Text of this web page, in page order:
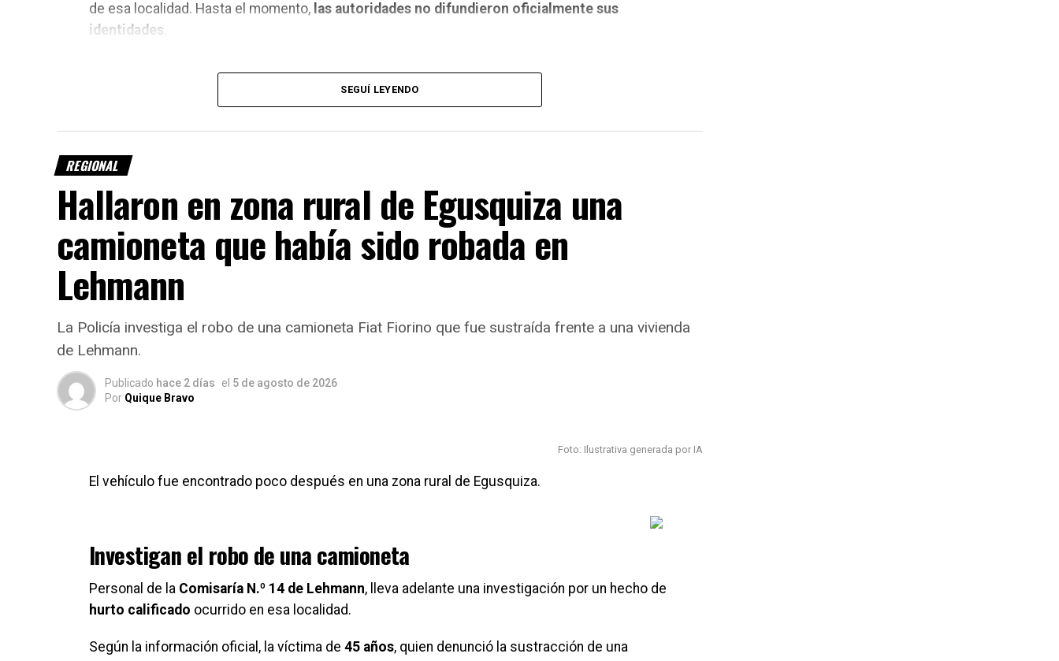
de esa localidad. Hasta el momento, las autoridades no difundieron oficialmente sus
identidades
Importante despliegue de emergencia
Tras el aviso, acudieron al lugarBomberos Voluntarios de María Juana, quienes movilizaron
una unidad del destacamento y dos móviles del cuartel central, con la participación de
bomberos
También trabajaron efectivos de la Policía de Plaza Clucellas Estación Clucellas
personal de la
Policía de Investigaciones (PDI) de Rafaela
, quienes realizaron las
actuaciones correspondientes.
Investigan las causas del vuelco
Las autoridades judiciales y policiales continúan con la investigación para determinarcómo se
produjo la pérdida de control del camión
Mientras se desarrollaban las pericias, los equipos de emergencia trabajaron en la asistencia
de las víctimas y en garantizar la seguridad en la zona del siniestro.
SEGUÍ LEYENDO
REGIONAL
Hallaron en zona rural de Egusquiza una
camioneta que había sido robada en
Lehmann
La Policía investiga el robo de una camioneta Fiat Fiorino que fue sustraída frente a una vivienda
de Lehmann.
Publicado hace 2 días el 5 de agosto de 2026
Por Quique Bravo
Foto: Ilustrativa generada por IA
El vehículo fue encontrado poco después en una zona rural de Egusquiza.
Investigan el robo de una camioneta
Personal de la Comisaría N.º 14 de Lehmann, lleva adelante una investigación por un hecho de
hurto calificado ocurrido en esa localidad.
Según la información oficial, la víctima de 45 años, quien denunció la sustracción de una